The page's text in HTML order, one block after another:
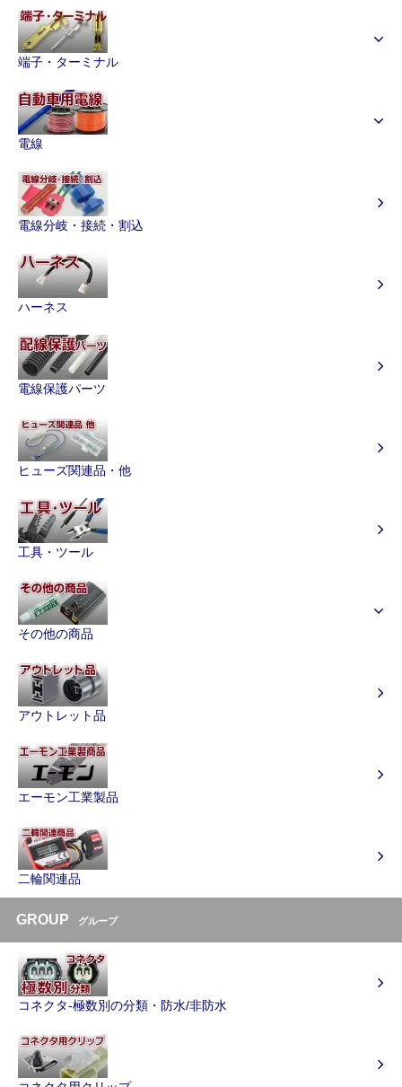
端子・ターミナル
電線
電線分岐・接続・割込
ハーネス
電線保護パーツ
ヒューズ関連品・他
工具・ツール
その他の商品
アウトレット品
エーモン工業製品
二輪関連品
GROUP グループ
コネクタ-極数別の分類・防水/非防水